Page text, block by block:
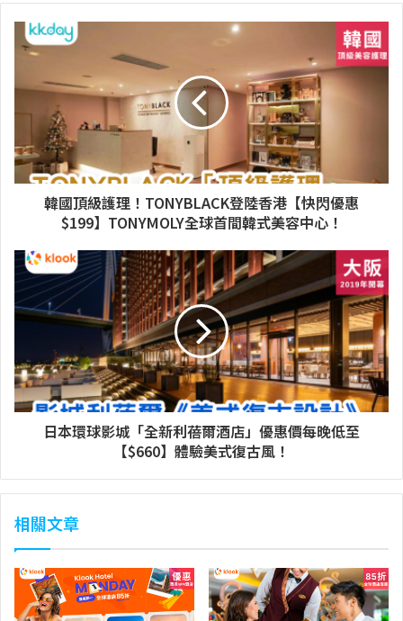
韓國頂級護理！TONYBLACK登陸香港【快閃優惠
$199】TONYMOLY全球首間韓式美容中心！
日本環球影城「全新利蓓爾酒店」優惠價每晚低至
【$660】體驗美式復古風！
相關文章